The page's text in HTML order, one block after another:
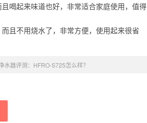
喝起来味道也好，非常适合家庭使用，值得
且不用烧水了，非常方便，使用起来很省
水器评测：HFRO-S725怎么样？